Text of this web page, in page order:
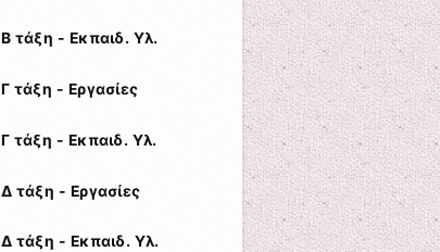
Β τάξη - Εκπαιδ. Υλ.
Γ τάξη - Εργασίες
Γ τάξη - Εκπαιδ. Υλ.
Δ τάξη - Εργασίες
Δ τάξη - Εκπαιδ. Υλ.